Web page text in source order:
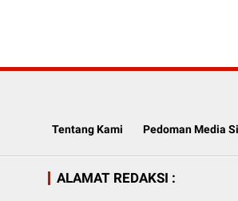
Tentang Kami Pedoman Media
ALAMAT REDAKSI :